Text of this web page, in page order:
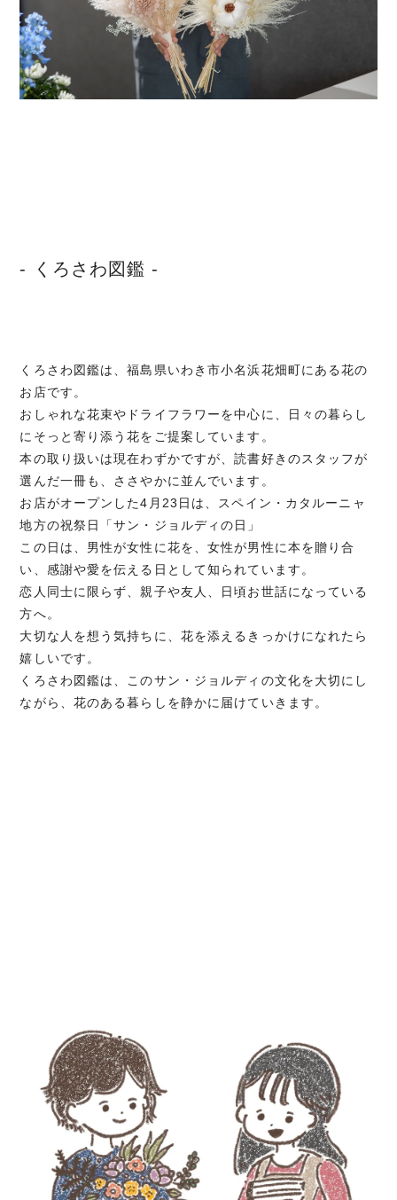
- くろさわ図鑑 -
くろさわ図鑑は、福島県いわき市小名浜花畑町にある花の
お店です。
おしゃれな花束やドライフラワーを中心に、日々の暮らし
にそっと寄り添う花をご提案しています。
本の取り扱いは現在わずかですが、読書好きのスタッフが
選んだ一冊も、ささやかに並んでいます。
お店がオープンした4月23日は、スペイン・カタルーニャ
地方の祝祭日「サン・ジョルディの日」
この日は、男性が女性に花を、女性が男性に本を贈り合
い、感謝や愛を伝える日として知られています。
恋人同士に限らず、親子や友人、日頃お世話になっている
方へ。
大切な人を想う気持ちに、花を添えるきっかけになれたら
嬉しいです。
くろさわ図鑑は、このサン・ジョルディの文化を大切にし
ながら、花のある暮らしを静かに届けていきます。